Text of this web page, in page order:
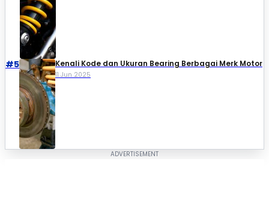
#5 Kenali Kode dan Ukuran Bearing Berbagai Merk Motor
11 Jun 2025